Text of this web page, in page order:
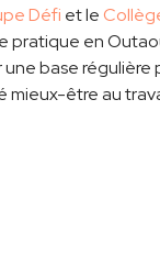
Défi et le
pratique en
base régulière
mieux-être au